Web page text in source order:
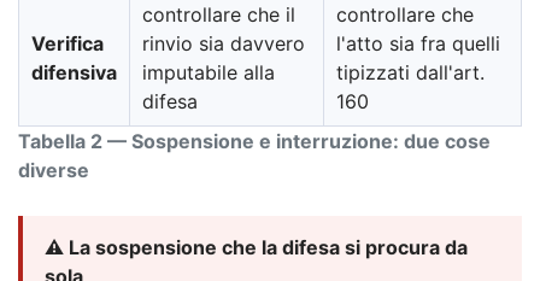
Tabella 2 — Sospensione e interruzione: due cose
diverse
Verifica
difensiva
controllare che il
rinvio sia davvero
imputabile alla
difesa
controllare che
l'atto sia fra quelli
tipizzati dall'art.
160
⚠️ La sospensione che la difesa si procura da
sola